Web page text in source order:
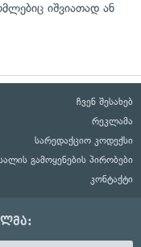
იშვიათად ან
ჩვენ შესახებ
რეკლამა
სარედაქციო კოდექსი
გამოყენების პირობები
კონტაქტი